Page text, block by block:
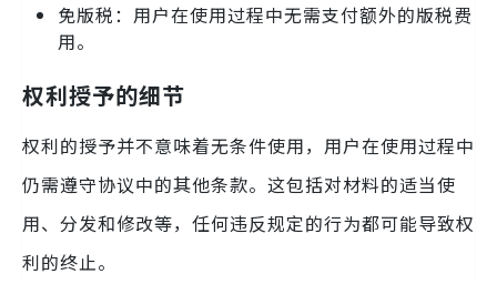
免版税：用户在使用过程中无需支付额外的版税费
用。
权利授予的细节
权利的授予并不意味着无条件使用，用户在使用过程中
仍需遵守协议中的其他条款。这包括对材料的适当使
用、分发和修改等，任何违反规定的行为都可能导致权
利的终止。